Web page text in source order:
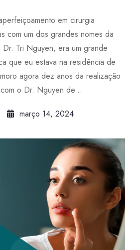
em cirurgia
com um dos grandes nomes da
Tri Nguyen, era um grande
que eu estava na residência de
agora dez anos da realização
o Dr. Nguyen de...
março 14, 2024